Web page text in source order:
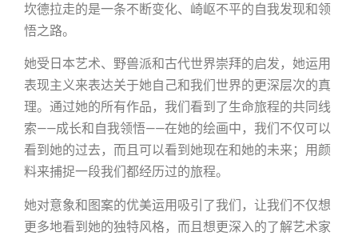
坎德拉走的是一条不断变化、崎岖不平的自我发现和领
悟之路。
她受日本艺术、野兽派和古代世界崇拜的启发，她运用
表现主义来表达关于她自己和我们世界的更深层次的真
理。通过她的所有作品，我们看到了生命旅程的共同线
索——成长和自我领悟——在她的绘画中，我们不仅可以
看到她的过去，而且可以看到她现在和她的未来；用颜
料来捕捉一段我们都经历过的旅程。
她对意象和图案的优美运用吸引了我们，让我们不仅想
更多地看到她的独特风格，而且想更深入的了解艺术家